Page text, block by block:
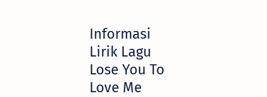
Informasi
Lirik Lagu
Lose You To
Love Me